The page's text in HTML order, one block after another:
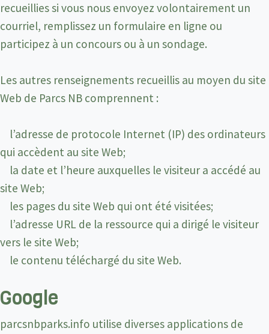
recueillies si vous nous envoyez volontairement un
courriel, remplissez un formulaire en ligne ou
participez à un concours ou à un sondage.
Les autres renseignements recueillis au moyen du site
Web de Parcs NB comprennent :
l’adresse de protocole Internet (IP) des ordinateurs
qui accèdent au site Web;
la date et l’heure auxquelles le visiteur a accédé au
site Web;
les pages du site Web qui ont été visitées;
l’adresse URL de la ressource qui a dirigé le visiteur
vers le site Web;
le contenu téléchargé du site Web.
Google
parcsnbparks.info utilise diverses applications de